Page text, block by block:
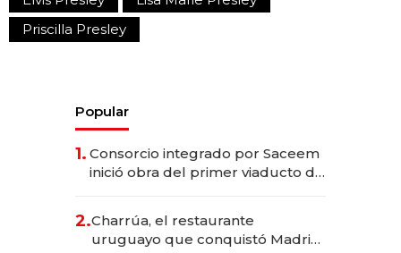
Priscilla Presley
Popular
1. Consorcio integrado por Saceem
inició obra del primer viaducto de
millones
2.Charrúa, el restaurante
uruguayo que conquistó Madrid: